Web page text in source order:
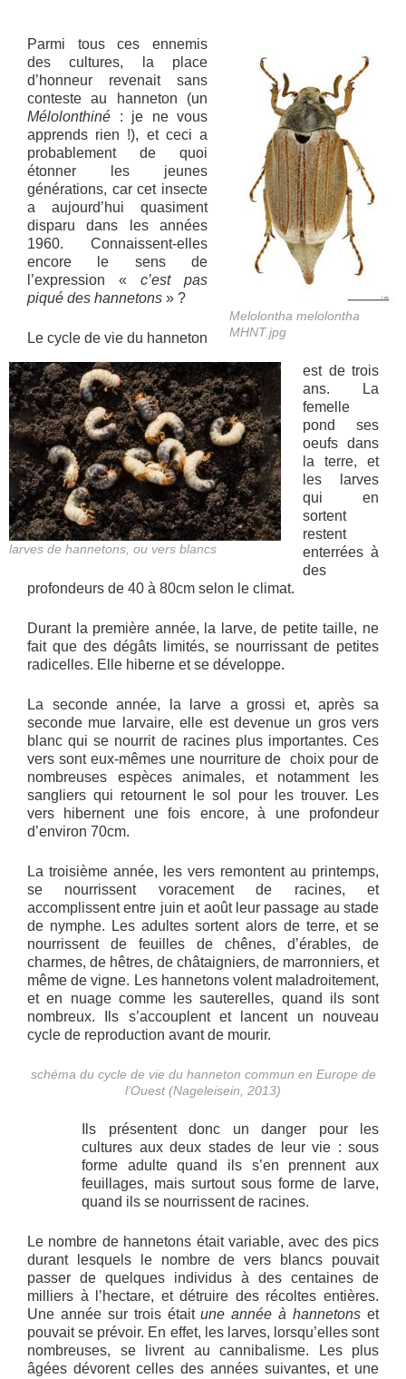
Melolontha melolontha
MHNT.jpg
Parmi tous ces ennemis
des cultures, la place
d’honneur revenait sans
conteste au hanneton (un
Mélolonthiné : je ne vous
apprends rien !), et ceci a
probablement de quoi
étonner les jeunes
générations, car cet insecte
a aujourd’hui quasiment
disparu dans les années
1960. Connaissent-elles
encore le sens de
l’expression « c’est pas
piqué des hannetons » ?
larves de hannetons, ou vers blancs
Le cycle de vie du hanneton
est de trois
ans. La
femelle
pond ses
oeufs dans
la terre, et
les larves
qui en
sortent
restent
enterrées à
des
profondeurs de 40 à 80cm selon le climat.
Durant la première année, la larve, de petite taille, ne
fait que des dégâts limités, se nourrissant de petites
radicelles. Elle hiberne et se développe.
La seconde année, la larve a grossi et, après sa
seconde mue larvaire, elle est devenue un gros vers
blanc qui se nourrit de racines plus importantes. Ces
vers sont eux-mêmes une nourriture de choix pour de
nombreuses espèces animales, et notamment les
sangliers qui retournent le sol pour les trouver. Les
vers hibernent une fois encore, à une profondeur
d’environ 70cm.
La troisième année, les vers remontent au printemps,
se nourrissent voracement de racines, et
accomplissent entre juin et août leur passage au stade
de nymphe. Les adultes sortent alors de terre, et se
nourrissent de feuilles de chênes, d’érables, de
charmes, de hêtres, de châtaigniers, de marronniers, et
même de vigne. Les hannetons volent maladroitement,
et en nuage comme les sauterelles, quand ils sont
nombreux. Ils s’accouplent et lancent un nouveau
cycle de reproduction avant de mourir.
schéma du cycle de vie du hanneton commun en Europe de
l’Ouest (Nageleisein, 2013)
Ils présentent donc un danger pour les
cultures aux deux stades de leur vie : sous
forme adulte quand ils s’en prennent aux
feuillages, mais surtout sous forme de larve,
quand ils se nourrissent de racines.
Le nombre de hannetons était variable, avec des pics
durant lesquels le nombre de vers blancs pouvait
passer de quelques individus à des centaines de
milliers à l’hectare, et détruire des récoltes entières.
Une année sur trois étaitune année à hannetons et
pouvait se prévoir. En effet, les larves, lorsqu’elles sont
nombreuses, se livrent au cannibalisme. Les plus
âgées dévorent celles des années suivantes, et une